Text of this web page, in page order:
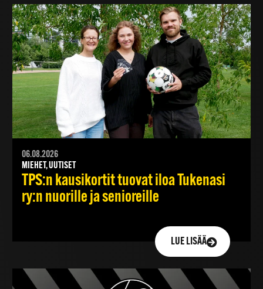
06.08.2026
MIEHET, UUTISET
TPS:n kausikortit tuovat iloa Tukenasi
ry:n nuorille ja senioreille
LUE LISÄÄ